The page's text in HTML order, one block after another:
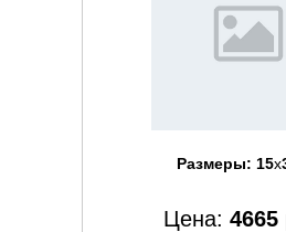
Размеры: 15x
Цена: 4665